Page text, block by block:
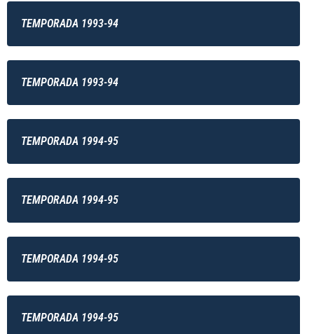
TEMPORADA 1993-94
TEMPORADA 1993-94
TEMPORADA 1994-95
TEMPORADA 1994-95
TEMPORADA 1994-95
TEMPORADA 1994-95